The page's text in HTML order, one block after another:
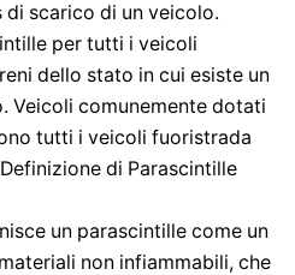
scarico di un veicolo.
per tutti i veicoli
dello stato in cui esiste un
Veicoli comunemente dotati
tutti i veicoli fuoristrada
di Parascintille
un parascintille come un
non infiammabili, che